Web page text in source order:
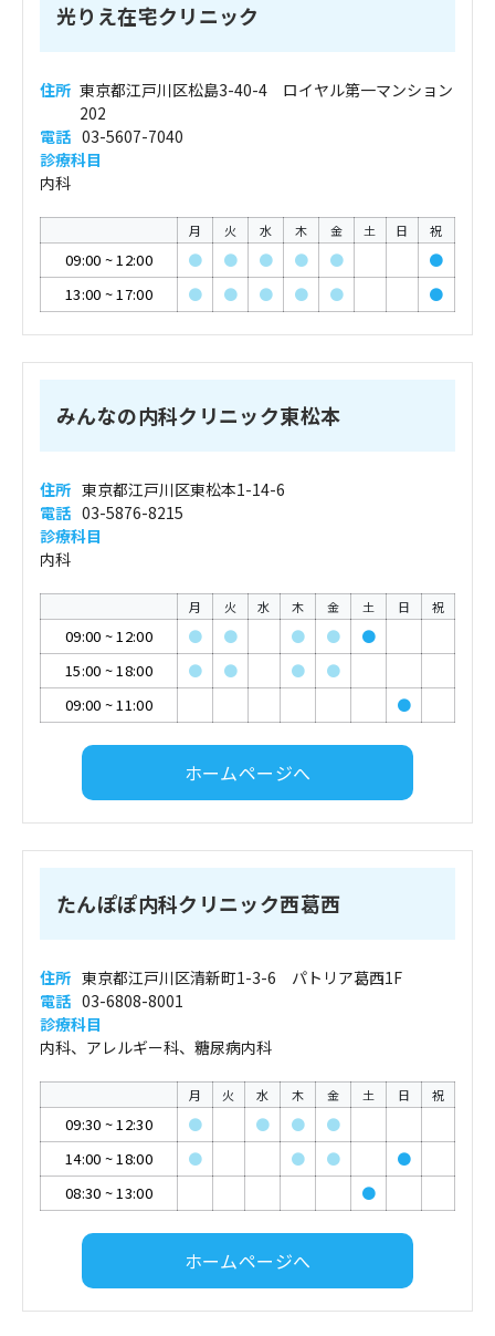
光りえ在宅クリニック
住所 東京都江戸川区松島3-40-4 ロイヤル第一マンション
202
電話 03-5607-7040
診療科目
内科
月 火 水 木 金 土 日 祝
09:00 ~12:00 ● ● ● ● ●
●
13:00 ~17:00 ● ● ● ● ● ●
みんなの内科クリニック東松本
住所 東京都江戸川区東松本1-14-6
電話 03-5876-8215
診療科目
内科
月 火 水 木 金 土 日 祝
09:00 ~12:00 ● ● ● ●
●
15:00 ~18:00 ● ● ●
●
09:00 ~11:00 ●
ホームページへ
たんぽぽ内科クリニック西葛西
住所 東京都江戸川区清新町1-3-6 パトリア葛西1F
電話 03-6808-8001
診療科目
内科、アレルギー科、糖尿病内科
月 火 水 木 金 土 日 祝
09:30 ~12:30 ● ● ●
●
14:00 ~18:00 ● ● ●
●
08:30 ~13:00 ●
ホームページへ